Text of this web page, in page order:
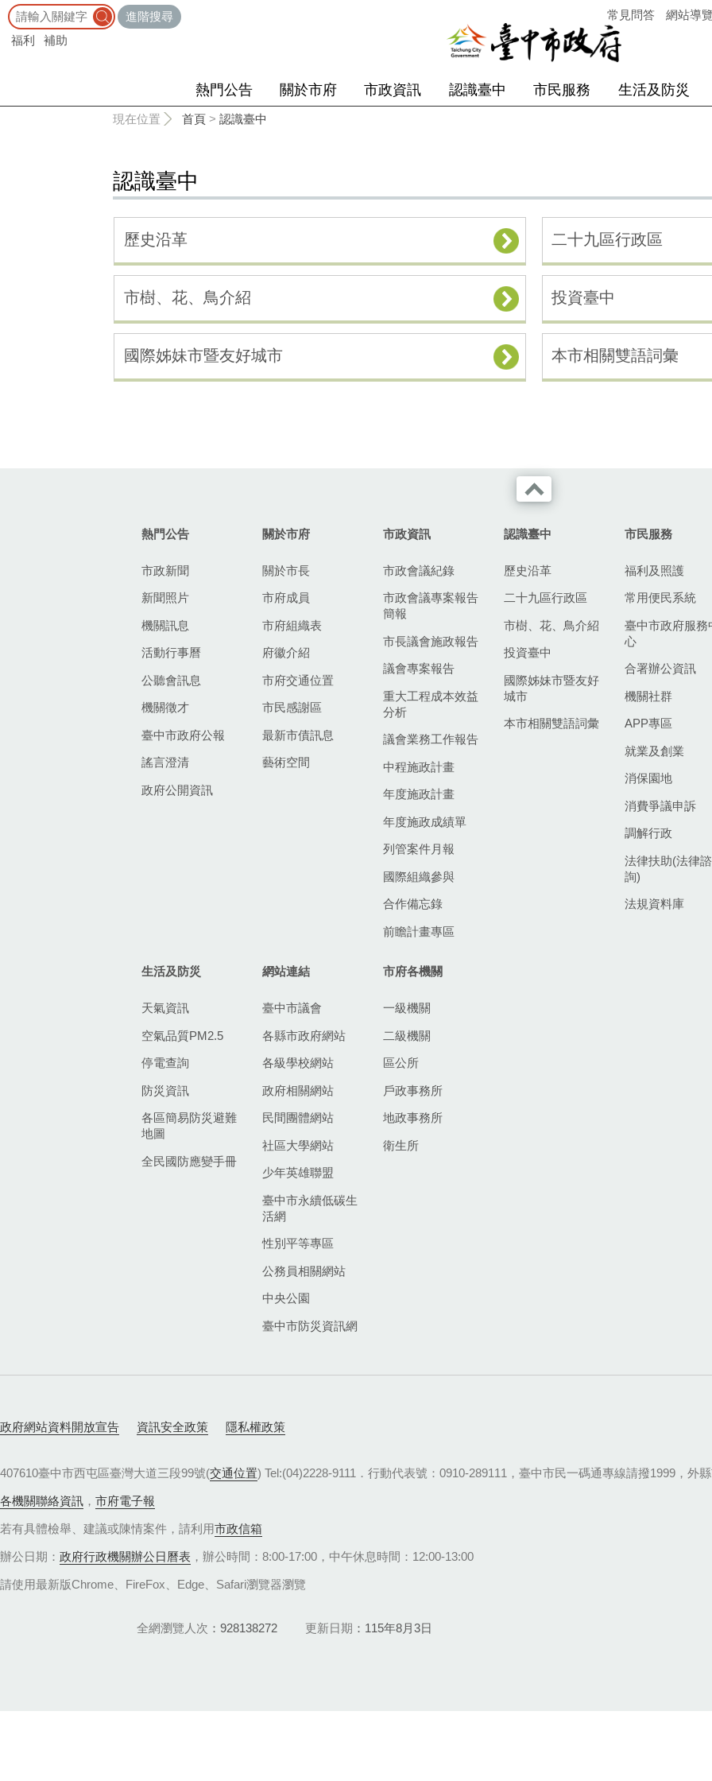
進階搜尋
福利
補助
常見問答 網站導
熱門公告 關於市府 市政資訊 認識臺中 市民服務 生活及防災
現在位置 首頁 > 認識臺中
認識臺中
歷史沿革 二十九區行政區
市樹、花、鳥介紹 投資臺中
國際姊妹市暨友好城市 本市相關雙語詞彙
熱門公告
市政新聞
新聞照片
機關訊息
活動行事曆
公聽會訊息
機關徵才
臺中市政府公報
謠言澄清
政府公開資訊
關於市府
關於市長
市府成員
市府組織表
府徽介紹
市府交通位置
市民感謝區
最新市債訊息
藝術空間
市政資訊
市政會議紀錄
市政會議專案報告
簡報
市長議會施政報告
議會專案報告
重大工程成本效益
分析
議會業務工作報告
中程施政計畫
年度施政計畫
年度施政成績單
列管案件月報
國際組織參與
合作備忘錄
前瞻計畫專區
認識臺中
歷史沿革
二十九區行政區
市樹、花、鳥介紹
投資臺中
國際姊妹市暨友好
城市
本市相關雙語詞彙
市民服務
福利及照護
常用便民系統
臺中市政府服務
心
合署辦公資訊
機關社群
APP專區
就業及創業
消保園地
消費爭議申訴
調解行政
法律扶助(法律諮
詢)
法規資料庫
生活及防災
天氣資訊
空氣品質PM2.5
停電查詢
防災資訊
各區簡易防災避難
地圖
全民國防應變手冊
網站連結
臺中市議會
各縣市政府網站
各級學校網站
政府相關網站
民間團體網站
社區大學網站
少年英雄聯盟
臺中市永續低碳生
活網
性別平等專區
公務員相關網站
中央公園
臺中市防災資訊網
市府各機關
一級機關
二級機關
區公所
戶政事務所
地政事務所
衛生所
政府網站資料開放宣告 資訊安全政策 隱私權政策
407610臺中市西屯區臺灣大道三段99號(交通位置) Tel:(04)2228-9111．行動代表號：0910-289111，臺中市民一碼通專線請撥1999，外
各機關聯絡資訊 ， 市府電子報
若有具體檢舉、建議或陳情案件，請利用市政信箱
辦公日期： 政府行政機關辦公日曆表 ，辦公時間：8:00-17:00，中午休息時間：12:00-13:00
請使用最新版Chrome、FireFox、Edge、Safari瀏覽器瀏覽
全網瀏覽人次 928138272 更新日期 115年8月3日